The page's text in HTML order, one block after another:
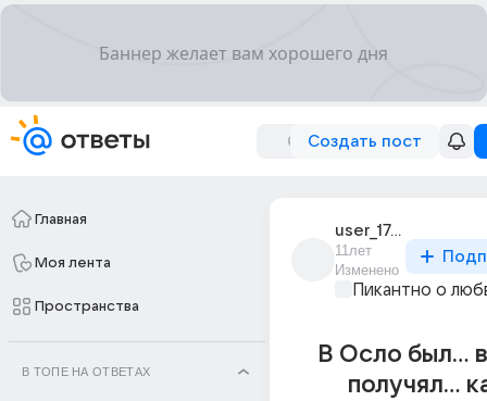
Создать пост
Главная
Моя лента
Пространства
В ТОПЕ НА ОТВЕТАХ
user_175655908
11лет
Изменено
Пикантно о
В Осло был...
получял...